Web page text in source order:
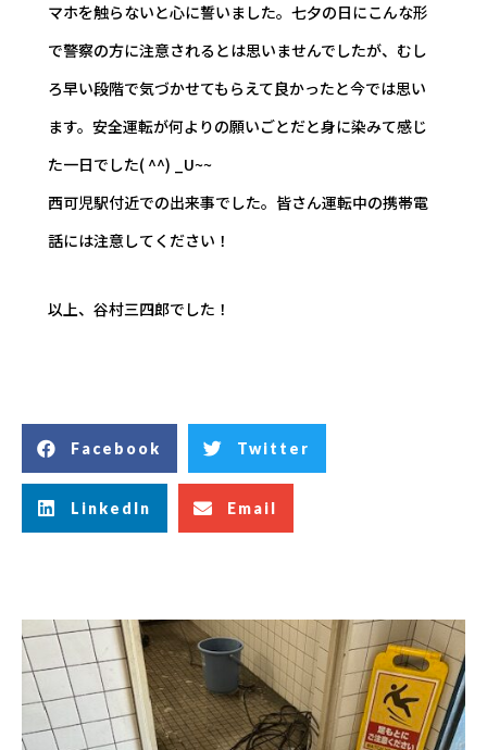
マホを触らないと心に誓いました。七夕の日にこんな形
で警察の方に注意されるとは思いませんでしたが、むし
ろ早い段階で気づかせてもらえて良かったと今では思い
ます。安全運転が何よりの願いごとだと身に染みて感じ
た一日でした( ^^) _U~~
西可児駅付近での出来事でした。皆さん運転中の携帯電
話には注意してください！
以上、谷村三四郎でした！
Facebook Twitter
LinkedIn Email